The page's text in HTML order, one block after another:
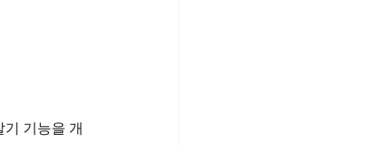
기능을 개